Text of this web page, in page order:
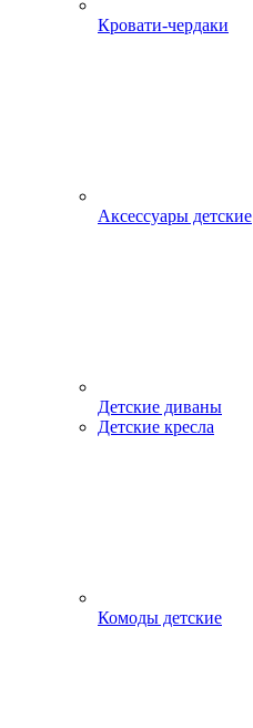
Кровати-чердаки
Аксессуары детские
Детские диваны
Детские кресла
Комоды детские